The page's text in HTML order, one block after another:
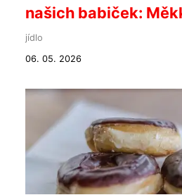
našich babiček:
jídlo
06. 05. 2026